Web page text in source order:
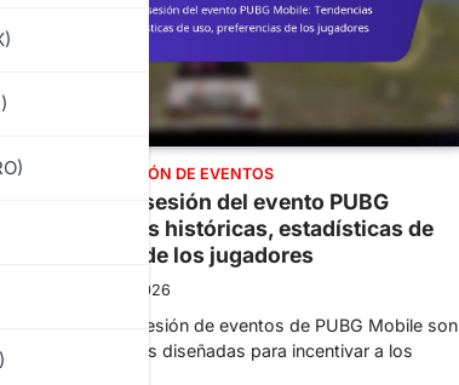
DE INICIO DE SESIÓN DE EVENTOS
de inicio de sesión del evento PUBG
Tendencias históricas, estadísticas de
preferencias de los jugadores
Strider 10/03/2026
de inicio de sesión de eventos de PUBG Mobile son
exclusivas diseñadas para incentivar a los